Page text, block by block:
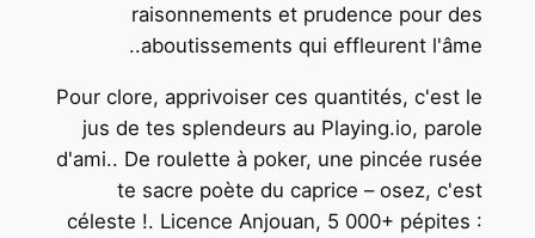
raisonnements et prudence pour des
aboutissements qui effleurent l'âme..
Pour clore, apprivoiser ces quantités, c'est le
jus de tes splendeurs au Playing.io, parole
d'ami.. De roulette à poker, une pincée rusée
te sacre poète du caprice – osez, c'est
céleste !. Licence Anjouan, 5 000+ pépites :